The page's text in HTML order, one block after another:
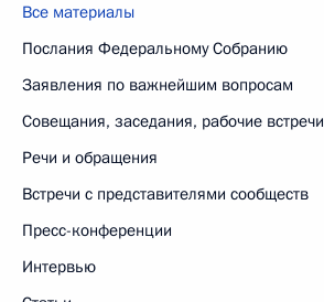
Все материалы
Послания Федеральному Собранию
Заявления по важнейшим вопросам
Совещания, заседания, рабочие встречи
Речи и обращения
Встречи с представителями сообществ
Пресс-конференции
Интервью